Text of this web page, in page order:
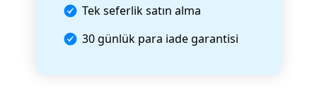
Tek seferlik satın alma
30 günlük para iade garantisi